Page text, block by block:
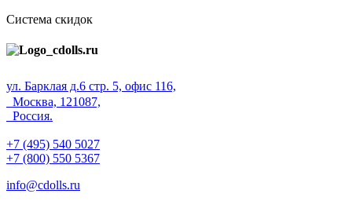
Система скидок
ул. Барклая д.6 стр. 5, офис 116,
Москва, 121087,
Россия.
+7 (495) 540 5027
+7 (800) 550 5367
info@cdolls.ru